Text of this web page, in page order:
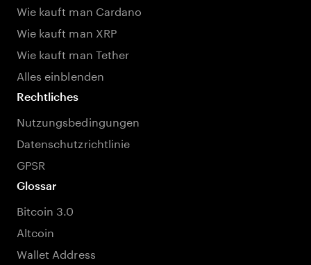
Wie kauft man Cardano
Wie kauft man XRP
Wie kauft man Tether
Alles einblenden
Rechtliches
Nutzungsbedingungen
Datenschutzrichtlinie
GPSR
Glossar
Bitcoin 3.0
Altcoin
Wallet Address